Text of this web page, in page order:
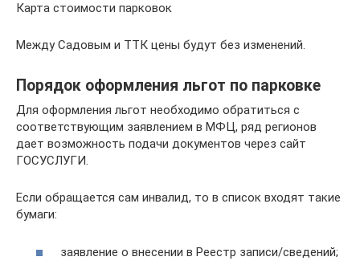
Карта стоимости парковок
Между Садовым и ТТК цены будут без изменений.
Порядок оформления льгот по парковке
Для оформления льгот необходимо обратиться с
соответствующим заявлением в МФЦ, ряд регионов
дает возможность подачи документов через сайт
ГОСУСЛУГИ.
Если обращается сам инвалид, то в список входят такие
бумаги:
заявление о внесении в Реестр записи/сведений;